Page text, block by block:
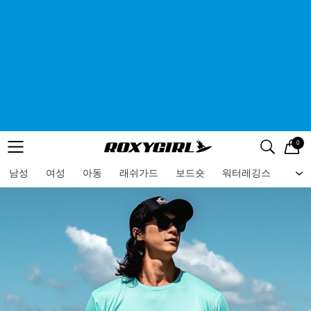
메뉴 검색
로고 0
남성 여성 아동 래쉬가드 보드숏 워터레깅스 비
메뉴